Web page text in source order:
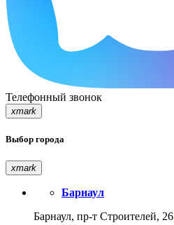
Телефонный звонок
xmark
Выбор города
xmark
Барнаул
Барнаул, пр-т Строителей, 26